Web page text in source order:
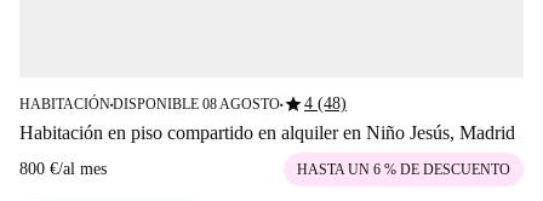
HABITACIÓN■DISPONIBLE 08 AGOSTO■star4 (48)
Habitación en piso compartido en alquiler en Niño Jesús, Madrid
800 €/al mes HASTA UN 6 % DE DESCUENTO